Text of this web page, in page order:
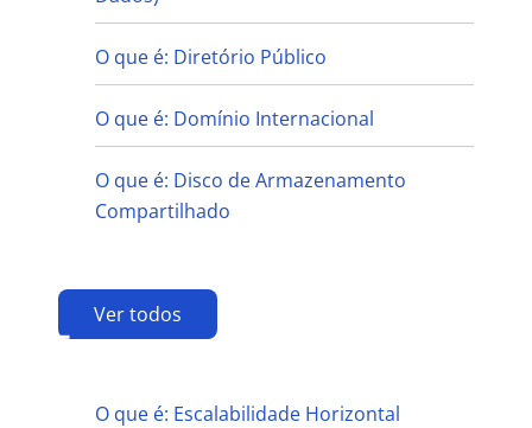
O que é: Diretório Público
O que é: Domínio Internacional
O que é: Disco de Armazenamento
Compartilhado
Ver todos
E
O que é: Escalabilidade Horizontal